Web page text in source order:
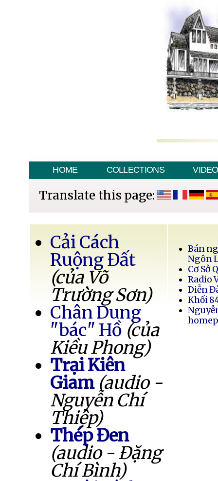
HOME COLLECTIONS VIDEO
Translate this page:
Cải Cách
Ruộng Đất
(của Võ
Trường Sơn)
Chân Dung
"bác" Hồ (của
Kiều Phong)
Trại Kiên
Giam (audio -
Nguyễn Chí
Thiệp)
Thép Đen
(audio - Đặng
Chí Bình)
Bán
Ngôn
Cơ Sở
Radio
Diễn
Khối